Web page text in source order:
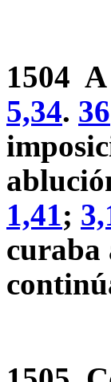
1504 A
5,34. 36
1,41;
curaba